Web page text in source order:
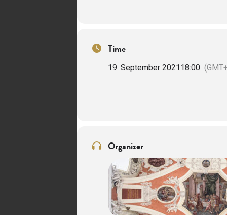
Time
19. September 202118:00
Organizer